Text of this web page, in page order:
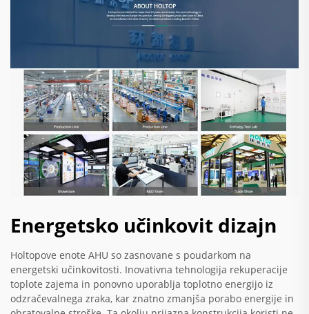
Energetsko učinkovit dizajn
Holtopove enote AHU so zasnovane s poudarkom na
energetski učinkovitosti. Inovativna tehnologija rekuperacije
toplote zajema in ponovno uporablja toplotno energijo iz
odzračevalnega zraka, kar znatno zmanjša porabo energije in